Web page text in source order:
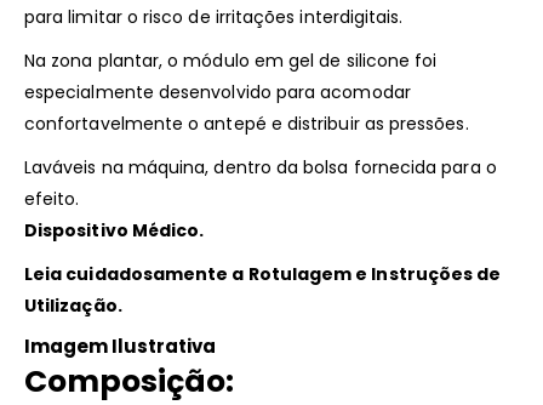
para limitar o risco de irritações interdigitais.
Na zona plantar, o módulo em gel de silicone foi
especialmente desenvolvido para acomodar
confortavelmente o antepé e distribuir as pressões.
Laváveis na máquina, dentro da bolsa fornecida para o
efeito.
Dispositivo Médico.
Leia cuidadosamente a Rotulagem e Instruções de
Utilização.
Imagem Ilustrativa
Composição: